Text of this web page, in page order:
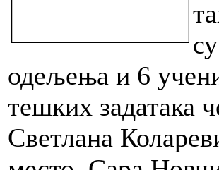
одељења и 6
тешких задатака
Светлана